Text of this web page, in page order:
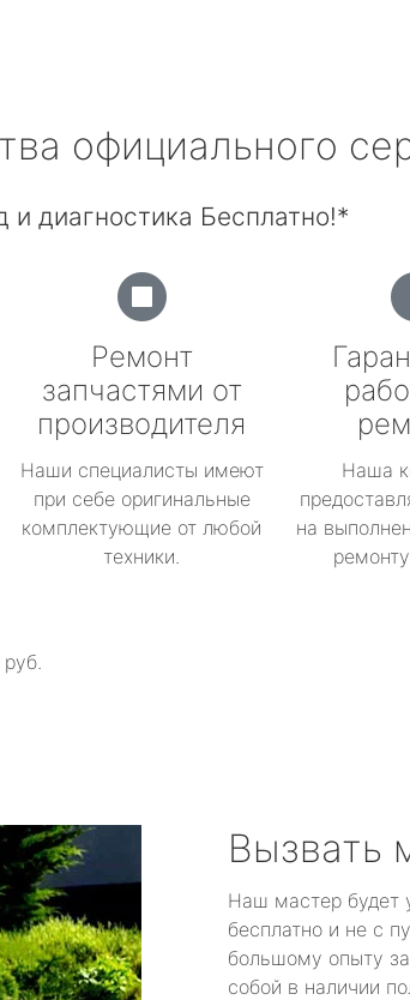
официального
и диагностика Бесплатно!*
Ремонт
запчастями от
производителя
Наши специалисты имеют
при себе оригинальные
комплектующие от любой
техники.
Наша
на
Вызвать
Наш мастер будет
бесплатно и не с
большому опыту
собой в наличии